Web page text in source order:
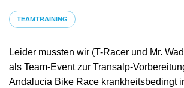
TEAMTRAINING
Leider mussten wir (T-Racer und Mr.
als Team-Event zur Transalp-
Andalucia Bike Race krankheitsbedingt